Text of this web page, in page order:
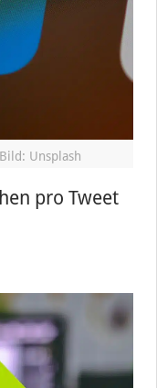
Unsplash
pro Tweet